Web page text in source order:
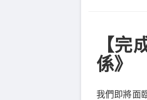
【完
係》
我們即將面